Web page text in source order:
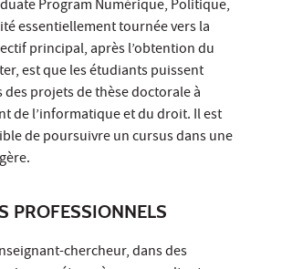
Program Numérique, Politique,
essentiellement tournée vers la
principal, après l’obtention du
est que les étudiants puissent
projets de thèse doctorale à
de l’informatique et du droit. Il est
de poursuivre un cursus dans une
PROFESSIONNELS
chercheur, dans des